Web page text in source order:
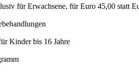
für Erwachsene, für Euro 45,00 statt
Kinder bis 16 Jahre